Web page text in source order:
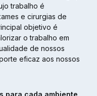
trabalho é
e cirurgias de
objetivo é
o trabalho em
de nossos
eficaz aos nossos
para cada ambiente